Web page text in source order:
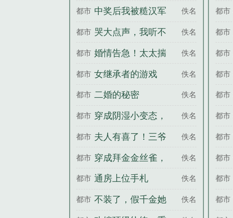
清冷医生急了
都市 中奖后我被糙汉军
官宠上天
佚名
都市 哭大点声，我听不
见
佚名
都市 婚情告急！太太揣
崽跑路了
佚名
都市 女继承者的游戏 佚名
都市 二婚的秘密 佚名
都市 穿成阴湿小变态，
疯批大佬亲腿软
佚名
都市 夫人有喜了！三爷
婚后请克制
佚名
都市 穿成拜金金丝雀，
被男主强制爱了
佚名
都市 通房上位手札 佚名
都市 不装了，假千金她
佚名
都市
都市
都市
都市
都市
都市
都市
都市
都市
都市